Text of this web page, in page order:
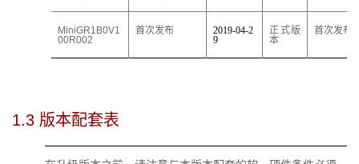
MiniGR1 B0V1
00R002
首次发布 2019-04-2
9
正式版
本
首次发布
1.3 版本配套表